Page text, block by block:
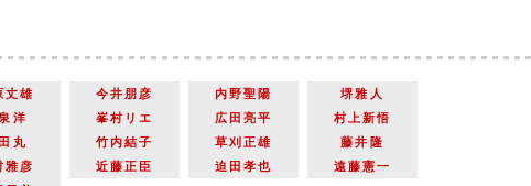
丈雄 今井朋彦 内野聖陽
堺雅人
洋 峯村リエ 広田亮平
村上新悟
丸 竹内結子 草刈正雄
藤井隆
雅彦 近藤正臣 迫田孝也
遠藤憲一